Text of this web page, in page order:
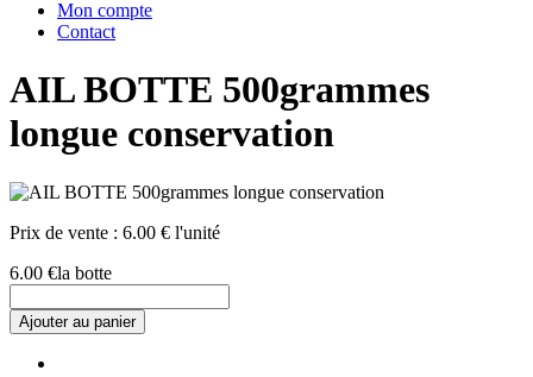
Mon compte
Contact
AIL BOTTE 500grammes
longue conservation
Prix de vente : 6.00 € l'unité
6.00 €la botte
Ajouter au panier